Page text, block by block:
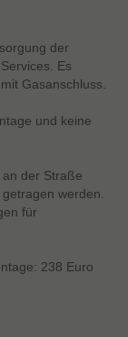
der
Es
Gasanschluss.
und keine
der Straße
werden.
für
238 Euro